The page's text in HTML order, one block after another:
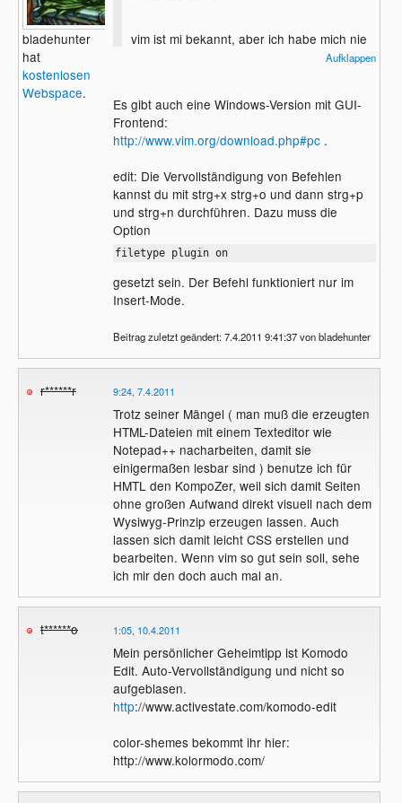
bladehunter
hat
kostenlosen
Webspace.
vim ist mi bekannt, aber ich habe mich nie
damit auseinander gesetzt, da ich in der
Aufklappen
Es gibt auch eine Windows-Version mit GUI-
Frontend:
http://www.vim.org/download.php#pc.
edit: Die Vervollständigung von Befehlen
kannst du mit strg+x strg+o und dann strg+p
und strg+n durchführen. Dazu muss die
Option
filetype plugin on
gesetzt sein. Der Befehl funktioniert nur im
Insert-Mode.
Beitrag zuletzt geändert: 7.4.2011 9:41:37 von bladehunter
r******r 9:24, 7.4.2011
Trotz seiner Mängel ( man muß die erzeugten
HTML-Dateien mit einem Texteditor wie
Notepad++ nacharbeiten, damit sie
einigermaßen lesbar sind ) benutze ich für
HMTL den KompoZer, weil sich damit Seiten
ohne großen Aufwand direkt visuell nach dem
Wysiwyg-Prinzip erzeugen lassen. Auch
lassen sich damit leicht CSS erstellen und
bearbeiten. Wenn vim so gut sein soll, sehe
ich mir den doch auch mal an.
t******o 1:05, 10.4.2011
Mein persönlicher Geheimtipp ist Komodo
Edit. Auto-Vervollständigung und nicht so
aufgeblasen.
http://www.activestate.com/komodo-edit
color-shemes bekommt ihr hier:
http://www.kolormodo.com/